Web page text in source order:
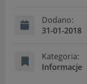
Dodano:
31-01-2018
Kategoria:
Informacje